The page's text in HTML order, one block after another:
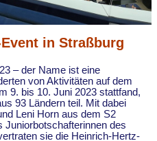
in Straßburg
– der Name ist eine
von Aktivitäten auf dem
9. bis 10. Juni 2023 stattfand,
93 Ländern teil. Mit dabei
Leni Horn aus dem S2
Juniorbotschafterinnen des
sie die Heinrich-Hertz-